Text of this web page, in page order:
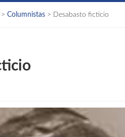
> Columnistas > Desabasto ficticio